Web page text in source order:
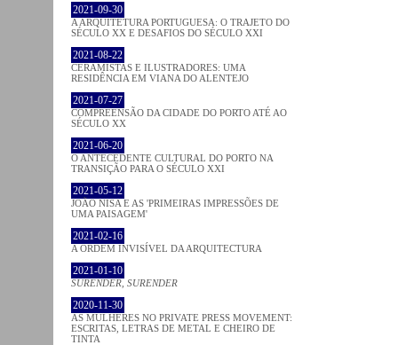
2021-09-30
A ARQUITETURA PORTUGUESA: O TRAJETO DO
SÉCULO XX E DESAFIOS DO SÉCULO XXI
2021-08-22
CERAMISTAS E ILUSTRADORES: UMA
RESIDÊNCIA EM VIANA DO ALENTEJO
2021-07-27
COMPREENSÃO DA CIDADE DO PORTO ATÉ AO
SÉCULO XX
2021-06-20
O ANTECEDENTE CULTURAL DO PORTO NA
TRANSIÇÃO PARA O SÉCULO XXI
2021-05-12
JOÃO NISA E AS 'PRIMEIRAS IMPRESSÕES DE
UMA PAISAGEM'
2021-02-16
A ORDEM INVISÍVEL DA ARQUITECTURA
2021-01-10
SURENDER, SURENDER
2020-11-30
AS MULHERES NO PRIVATE PRESS MOVEMENT:
ESCRITAS, LETRAS DE METAL E CHEIRO DE
TINTA